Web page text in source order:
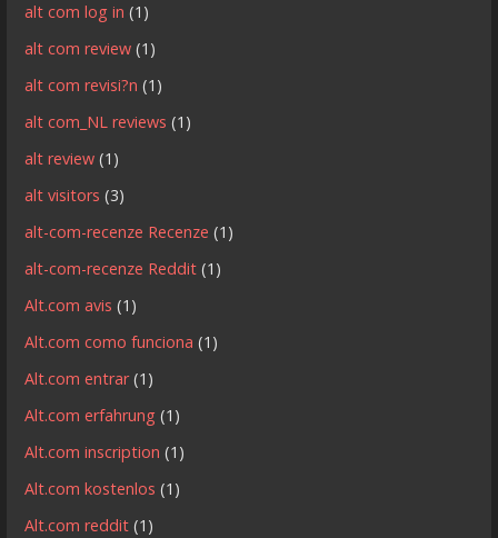
alt com log in (1)
alt com review (1)
alt com revisi?n (1)
alt com_NL reviews (1)
alt review (1)
alt visitors (3)
alt-com-recenze Recenze (1)
alt-com-recenze Reddit (1)
Alt.com avis (1)
Alt.com como funciona (1)
Alt.com entrar(1)
Alt.com erfahrung (1)
Alt.com inscription (1)
Alt.com kostenlos (1)
Alt.com reddit (1)